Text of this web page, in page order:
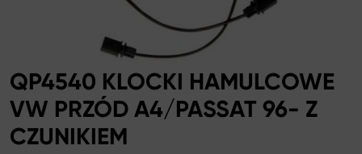
QP4540 KLOCKI HAMULCOWE
VW PRZÓD A4/PASSAT 96- Z
CZUNIKIEM